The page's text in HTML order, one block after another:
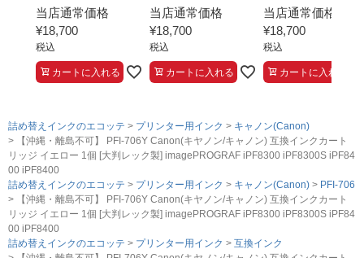
当店通常価格
¥18,700
税込
カートに入れる
当店通常価格
¥18,700
税込
カートに入れる
当店通常価格
¥18,700
税込
カートに入れる
詰め替えインクのエコッテ プリンター用インク
キャノン(Canon)
【沖縄・離島不可】 PFI-706Y Canon(キヤノン/キャノン) 互換インクカート
リッジ イエロー 1個 [大判レック製] imagePROGRAF iPF8300 iPF8300S iPF84
00 iPF8400
詰め替えインクのエコッテ
プリンター用インク キャノン(Canon)
PFI-706
【沖縄・離島不可】 PFI-706Y Canon(キヤノン/キャノン) 互換インクカート
リッジ イエロー 1個 [大判レック製] imagePROGRAF iPF8300 iPF8300S iPF84
00 iPF8400
詰め替えインクのエコッテ
プリンター用インク
互換インク